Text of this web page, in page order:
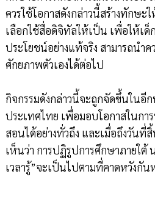
ควรใช้โอกาสดังกล่าวนี้สร้างทักษะ
เลือกใช้สื่อดิจิทัลให้เป็น เพื่อให้เด็
ประโยชน์อย่างแท้จริง สามารถนำ
ศักยภาพตัวเองได้ต่อไป
กิจกรรมดังกล่าวนี้จะถูกจัดขึ้นในอี
ประเทศไทย เพื่อมอบโอกาสในก
สอนได้อย่างทั่วถึง และเมื่อถึงวันที่สิ้
เห็นว่า การปฏิรูปการศึกษาภายใต้
เวลารู้”จะเป็นไปตามที่คาดหวังกัน